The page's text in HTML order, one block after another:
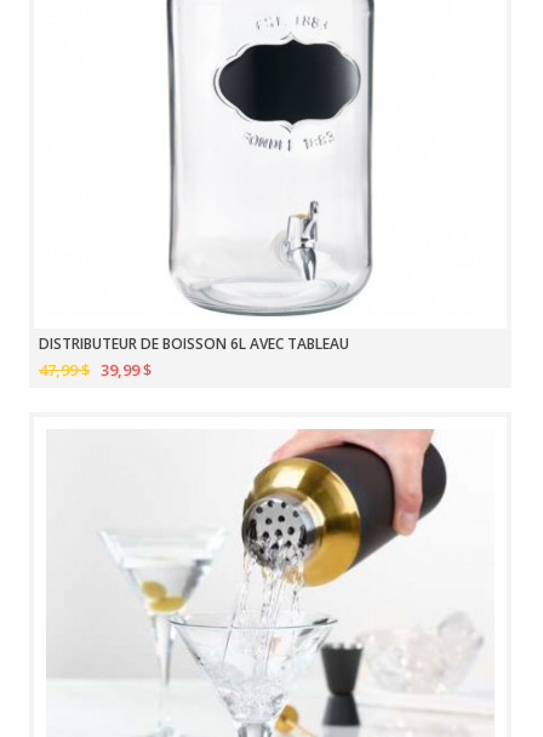
DISTRIBUTEUR DE BOISSON 6L AVEC TABLEAU
47,99 $ 39,99 $